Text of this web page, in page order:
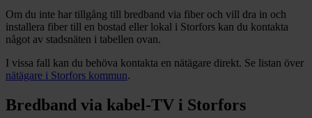
Om du inte har tillgång till bredband via fiber och vill dra in och
installera fiber till en bostad eller lokal i Storfors kan du kontakta
något av stadsnäten i tabellen ovan.
I vissa fall kan du behöva kontakta en nätägare direkt. Se listan över
nätägare i Storfors kommun.
Bredband via kabel-TV i Storfors